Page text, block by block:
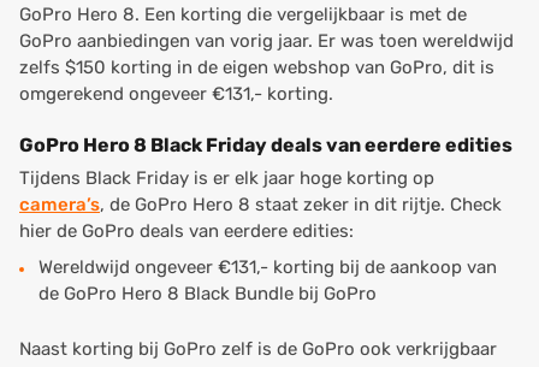
GoPro Hero 8. Een korting die vergelijkbaar is met de
GoPro aanbiedingen van vorig jaar. Er was toen wereldwijd
zelfs $150 korting in de eigen webshop van GoPro, dit is
omgerekend ongeveer €131,- korting.
GoPro Hero 8 Black Friday deals van eerdere edities
Tijdens Black Friday is er elk jaar hoge korting op
camera’s, de GoPro Hero 8 staat zeker in dit rijtje. Check
hier de GoPro deals van eerdere edities:
Wereldwijd ongeveer €131,- korting bij de aankoop van
de GoPro Hero 8 Black Bundle bij GoPro
Naast korting bij GoPro zelf is de GoPro ook verkrijgbaar